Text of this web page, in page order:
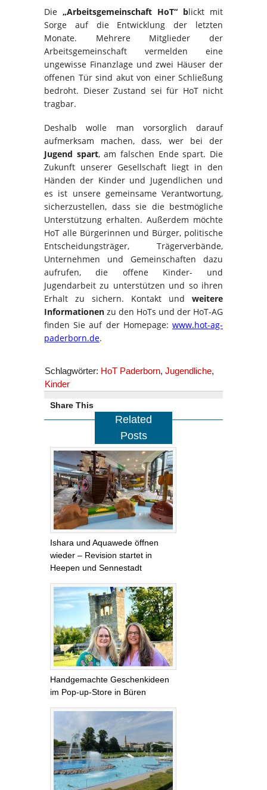
Die „Arbeitsgemeinschaft HoT“ blickt mit
Sorge auf die Entwicklung der letzten
Monate. Mehrere Mitglieder der
Arbeitsgemeinschaft vermelden eine
ungewisse Finanzlage und zwei Häuser der
offenen Tür sind akut von einer Schließung
bedroht. Dieser Zustand sei für HoT nicht
tragbar.
Deshalb wolle man vorsorglich darauf
aufmerksam machen, dass, wer bei der
Jugend spart, am falschen Ende spart. Die
Zukunft unserer Gesellschaft liegt in den
Händen der Kinder und Jugendlichen und
es ist unsere gemeinsame Verantwortung,
sicherzustellen, dass sie die bestmögliche
Unterstützung erhalten. Außerdem möchte
HoT alle Bürgerinnen und Bürger, politische
Entscheidungsträger, Trägerverbände,
Unternehmen und Gemeinschaften dazu
aufrufen, die offene Kinder- und
Jugendarbeit zu unterstützen und so ihren
Erhalt zu sichern. Kontakt und weitere
Informationen zu den HoTs und der HoT-AG
finden Sie auf der Homepage: www.hot-ag-
paderborn.de.
Schlagwörter: HoT Paderborn, Jugendliche,
Kinder
Share This
Related
Posts
Ishara und Aquawede öffnen
wieder – Revision startet in
Heepen und Sennestadt
Handgemachte Geschenkideen
im Pop-up-Store in Büren